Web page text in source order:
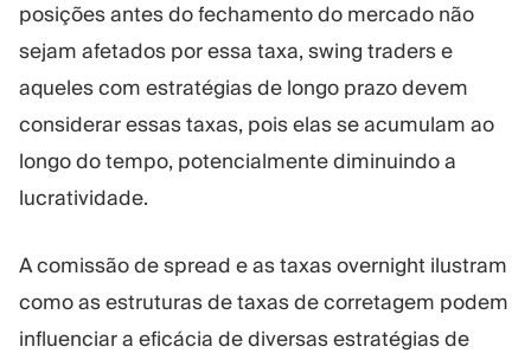
posições antes do fechamento do mercado não
sejam afetados por essa taxa, swing traders e
aqueles com estratégias de longo prazo devem
considerar essas taxas, pois elas se acumulam ao
longo do tempo, potencialmente diminuindo a
lucratividade.
A comissão de spread e as taxas overnight ilustram
como as estruturas de taxas de corretagem podem
influenciar a eficácia de diversas estratégias de